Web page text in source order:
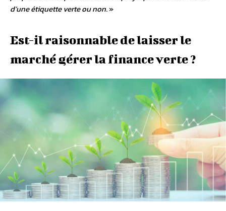
d’une étiquette verte ou non. »
Est-il raisonnable de laisser le
marché gérer la finance verte ?